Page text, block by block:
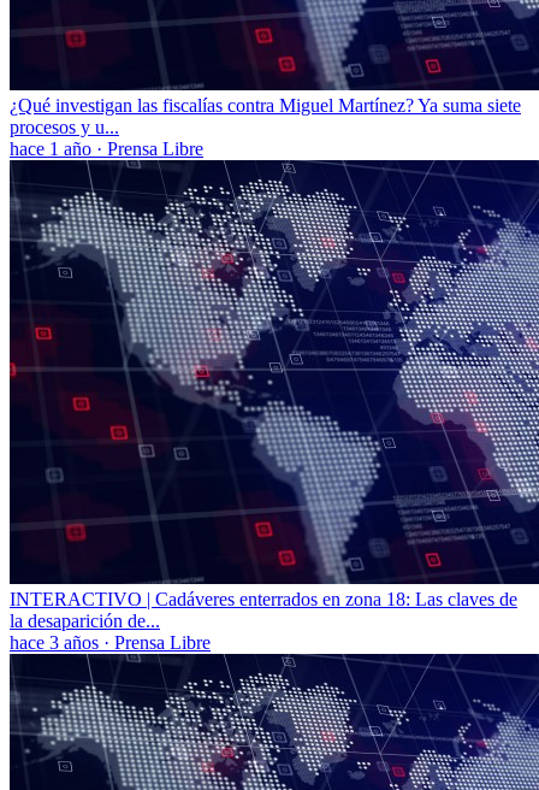
¿Qué investigan las fiscalías contra Miguel Martínez? Ya suma siete
procesos y u...
hace 1 año · Prensa Libre
INTERACTIVO | Cadáveres enterrados en zona 18: Las claves de
la desaparición de...
hace 3 años · Prensa Libre